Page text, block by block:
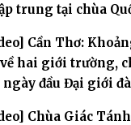
trung tại chùa
Cần Thơ:
hai giới trường,
ngày đầu Đại giới
Chùa Giác